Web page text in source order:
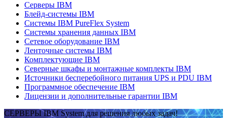
Серверы IBM
Блейд-системы IBM
Системы IBM PureFlex System
Системы хранения данных IBM
Сетевое оборудование IBM
Ленточные системы IBM
Комплектующие IBM
Северные шкафы и монтажные комплекты IBM
Источники бесперебойного питания UPS и PDU IBM
Программное обеспечение IBM
Лицензии и дополнительные гарантии IBM
СЕРВЕРЫ IBM System для решения любых задач!